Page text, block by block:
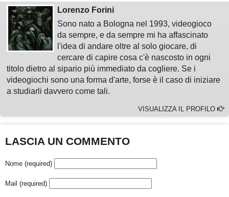
Lorenzo Forini
Sono nato a Bologna nel 1993, videogioco
da sempre, e da sempre mi ha affascinato
l'idea di andare oltre al solo giocare, di
cercare di capire cosa c'è nascosto in ogni
titolo dietro al sipario più immediato da cogliere. Se i
videogiochi sono una forma d'arte, forse è il caso di iniziare
a studiarli davvero come tali.
VISUALIZZA IL PROFILO
LASCIA UN COMMENTO
Nome (required)
Mail (required)